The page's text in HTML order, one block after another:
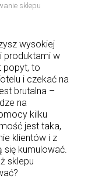
sklepu
wysokiej
produktami w
popyt, to
i czekać na
brutalna –
na
kilku
jest taka,
klientów i z
się kumulować.
sklepu